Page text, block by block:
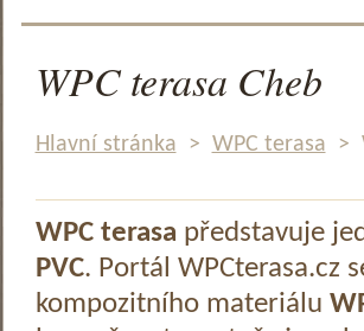
WPC terasa Cheb
Hlavní stránka > WPC terasa >
WPC terasa představuje
PVC. Portál WPCterasa.cz
kompozitního materiálu